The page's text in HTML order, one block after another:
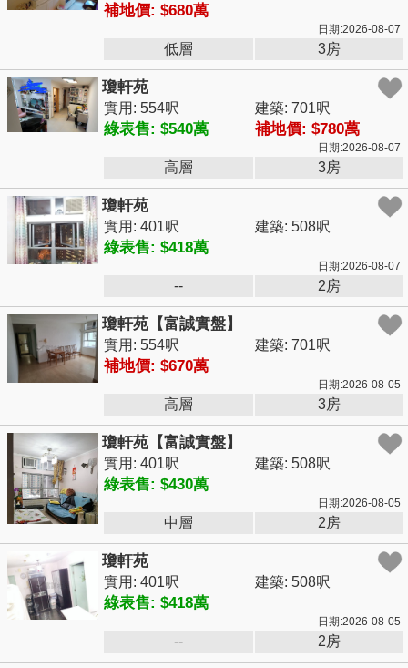
補地價: $680萬
日期:2026-08-07
低層 3房
瓊軒苑
實用: 554呎 建築: 701呎
綠表售: $540萬 補地價: $780萬
日期:2026-08-07
高層 3房
瓊軒苑
實用: 401呎 建築: 508呎
綠表售: $418萬
日期:2026-08-07
-- 2房
瓊軒苑【富誠實盤】
實用: 554呎 建築: 701呎
補地價: $670萬
日期:2026-08-05
高層 3房
瓊軒苑【富誠實盤】
實用: 401呎 建築: 508呎
綠表售: $430萬
日期:2026-08-05
中層 2房
瓊軒苑
實用: 401呎 建築: 508呎
綠表售: $418萬
日期:2026-08-05
-- 2房